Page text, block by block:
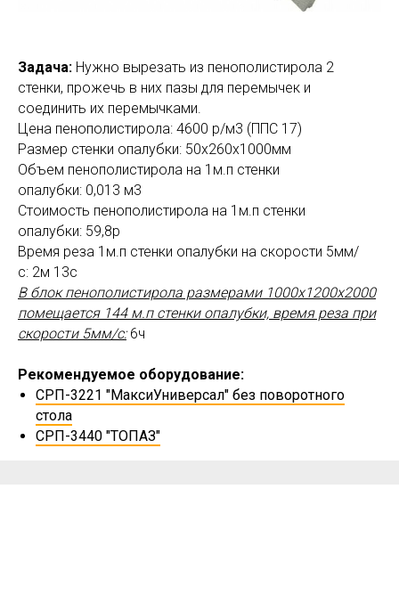
Задача: Нужно вырезать из пенополистирола 2
стенки, прожечь в них пазы для перемычек и
соединить их перемычками.
Цена пенополистирола: 4600 р/м3 (ППС 17)
Размер стенки опалубки: 50х260х1000мм
Объем пенополистирола на 1м.п стенки
опалубки: 0,013 м3
Стоимость пенополистирола на 1м.п стенки
опалубки: 59,8р
Время реза 1м.п стенки опалубки на скорости 5мм/
с: 2м 13с
В блок пенополистирола размерами 1000х1200х2000
помещается 144 м.п стенки опалубки, время реза при
скорости 5мм/с:6ч
Рекомендуемое оборудование:
СРП-3221 "МаксиУниверсал" без поворотного
стола
СРП-3440 "ТОПАЗ"